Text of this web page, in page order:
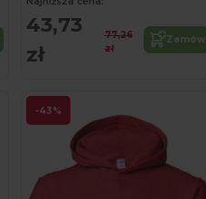
43,73
zł
77,26
zł
Zamów
-43%